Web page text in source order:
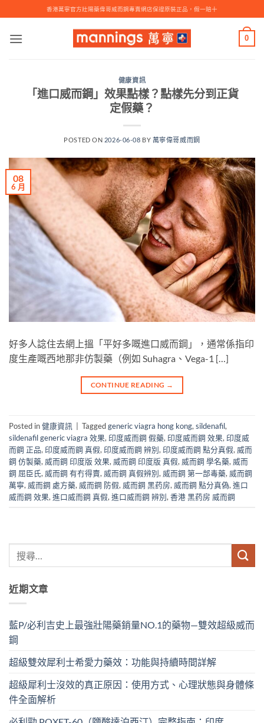
to
content
香港萬寧官方壯陽藥偉哥威而鋼專賣網店保證原裝正品，假一賠十
0
健康資訊
「進口威而鋼」效果點樣？點樣先分到正貨
定假藥？
POSTED ON 2026-06-08 BY 萬寧偉哥威而鋼
08
6 月
好多人諗住去網上搵「平好多嘅進口威而鋼」，通常係指印
度生產嘅西地那非仿製藥（例如 Suhagra、Vega-1 […]
CONTINUE READING →
Posted in健康資訊 Taggedgeneric viagra hong kong, sildenafil,
sildenafil generic viagra 效果, 印度威而鋼 假藥, 印度威而鋼 效果, 印度威
而鋼 正品, 印度威而鋼 真假, 印度威而鋼 辨別, 印度威而鋼 點分真假, 威而
鋼 仿製藥, 威而鋼 印度版 效果, 威而鋼 印度版 真假, 威而鋼 學名藥, 威而
鋼 屈臣氏, 威而鋼 有冇得賣, 威而鋼 真假辨別, 威而鋼 第一部毒藥, 威而鋼
萬寧, 威而鋼 處方藥, 威而鋼 防假, 威而鋼 黑药房, 威而鋼 點分真偽, 進口
威而鋼 效果, 進口威而鋼 真假, 進口威而鋼 辨別, 香港 黑药房 威而鋼
近期文章
藍P/必利吉史上最強壯陽藥銷量NO.1的藥物—雙效超級威而
鋼
超級雙效犀利士希愛力藥效：功能與持續時間詳解
超級犀利士沒效的真正原因：使用方式、心理狀態與身體條
件全面解析